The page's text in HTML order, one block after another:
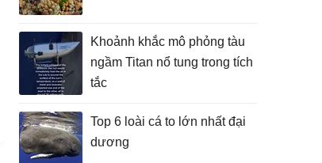
Khoảnh khắc mô phỏng tàu
ngầm Titan nổ tung trong tích
tắc
Top 6 loài cá to lớn nhất đại
dương